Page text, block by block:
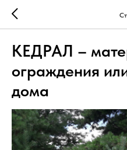
КЕДРАЛ –
ограждения
дома